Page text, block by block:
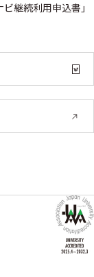
ビ継続利用申込書」